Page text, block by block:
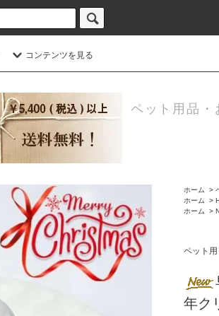
コンテンツを見る
ペット用品・
ホーム >
ホーム
>
ホーム
>
ペット
年ク